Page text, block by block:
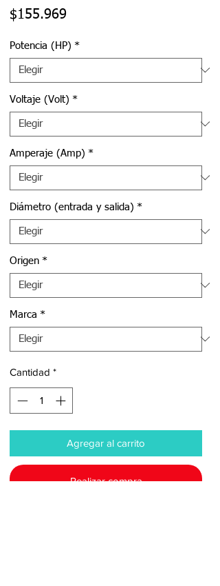
$155.969
Potencia (HP) *
Voltaje (Volt) *
Amperaje (Amp) *
Diámetro (entrada y salida) *
Origen *
Marca *
Cantidad *
Agregar al carrito
Realizar compra